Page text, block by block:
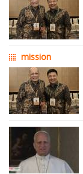
mission